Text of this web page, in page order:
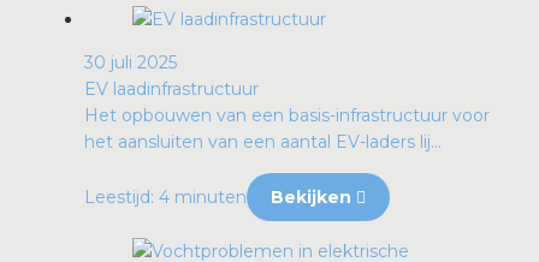
30 juli 2025
EV laadinfrastructuur
Het opbouwen van een basis-infrastructuur voor
het aansluiten van een aantal EV-laders lij...
Leestijd: 4 minuten Bekijken